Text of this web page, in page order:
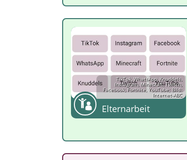
TikTok, WhatsApp, Knuddels,
Instagram, Minecraft, Twitch,
Facebook, Fortnite, YouTube; Bild:
Internet-ABC
Elternarbeit